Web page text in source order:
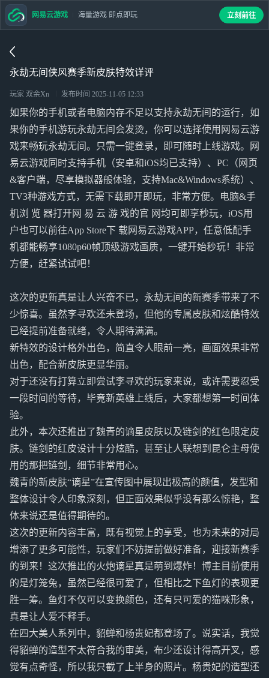
永劫无间侠风赛季新皮肤特效详评
玩家 双余Xn 发布时间 2025-11-05 12:33
如果你的手机或者电脑内存不足以支持永劫无间的运行，如
果你的手机游玩永劫无间会发烫，你可以选择使用网易云游
戏来畅玩永劫无间。只需一键登录，即可随时上线游戏。网
易云游戏同时支持手机（安卓和iOS均已支持）、PC（网页
&客户端，尽享模拟器般体验，支持Mac&Windows系统）、
TV3种游戏方式，无需下载即开即玩，非常方便。电脑&手
机浏 览 器打开网 易 云 游 戏的官 网均可即享秒玩，iOS用
户也可以前往App Store下 载网易云游戏APP，任意低配手
机都能畅享1080p60帧顶级游戏画质，一键开始秒玩！非常
方便，赶紧试试吧！
这次的更新真是让人兴奋不已，永劫无间的新赛季带来了不
少惊喜。虽然李寻欢还未登场，但他的专属皮肤和炫酷特效
已经提前准备就绪，令人期待满满。
新特效的设计格外出色，简直令人眼前一亮，画面效果非常
出色，配合新皮肤更显华丽。
对于还没有打算立即尝试李寻欢的玩家来说，或许需要忍受
一段时间的等待，毕竟新英雄上线后，大家都想第一时间体
验。
此外，本次还推出了魏青的谪星皮肤以及链剑的红色限定皮
肤。链剑的红皮设计十分炫酷，甚至让人联想到昆仑主母使
用的那把链剑，细节非常用心。
魏青的新皮肤“谪星”在宣传图中展现出极高的颜值，发型和
整体设计令人印象深刻，但正面效果似乎没有那么惊艳，整
体来说还是值得期待的。
这次的更新内容丰富，既有视觉上的享受，也为未来的对局
增添了更多可能性，玩家们不妨提前做好准备，迎接新赛季
的到来！这次推出的火炮谪星真是萌到爆炸！博主目前使用
的是灯笼兔，虽然已经很可爱了，但相比之下鱼灯的表现更
胜一筹。鱼灯不仅可以变换颜色，还有只可爱的猫咪形象，
真是让人爱不释手。
在四大美人系列中，貂蝉和杨贵妃都登场了。说实话，我觉
得貂蝉的造型不太符合我的审美，布少还设计得高开叉，感
觉有点奇怪，所以我只截了上半身的照片。杨贵妃的造型还
网易云游戏 海量游戏 即点即玩 立刻前往